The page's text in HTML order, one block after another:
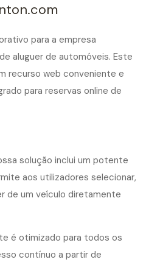
para a empresa
aluguer de automóveis. Este
recurso web conveniente e
para reservas online de
solução inclui um potente
aos utilizadores selecionar,
de um veículo diretamente
é otimizado para todos os
contínuo a partir de